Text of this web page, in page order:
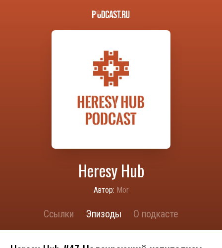
Heresy Hub
Автор: Mor
Ссылки Эпизоды О подкасте